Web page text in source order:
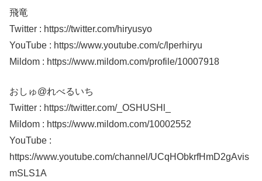
飛竜
Twitter : https://twitter.com/hiryusyo
YouTube : https://www.youtube.com/c/lperhiryu
Mildom : https://www.mildom.com/profile/10007918
おしゅ@れべるいち
Twitter : https://twitter.com/_OSHUSHl_
Mildom : https://www.mildom.com/10002552
YouTube :
https://www.youtube.com/channel/UCqHObkrfHmD2gAvis
mSLS1A